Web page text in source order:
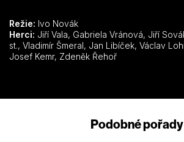
Režie: Ivo Novák
Herci:
st., Vladimír Šmeral, Jan Libíček, Václav Lohniský, Ilja Prachař,
Josef Kemr, Zdeněk Řehoř
Podobné pořady